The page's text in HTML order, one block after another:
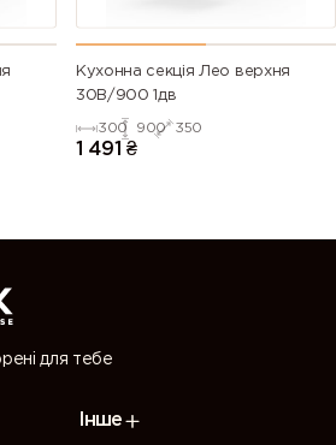
Кухонна секція Лео верхня
30В/900 1дв
300 900 350
1 491 ₴
для тебе
Інше